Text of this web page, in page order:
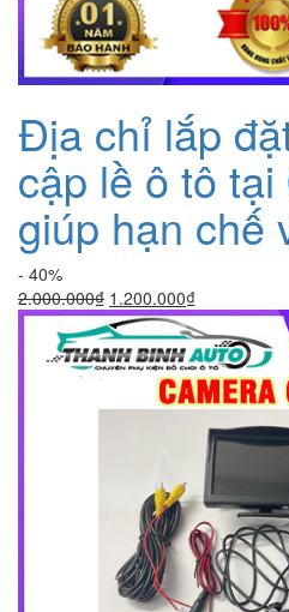
Địa chỉ lắp
cập lề ô tô
giúp hạn chế
- 40%
2.000.000₫ Giá
gốc
là:
2.000.000₫.
1.200.000₫Giá
hiện
tại
là:
1.200.000₫.